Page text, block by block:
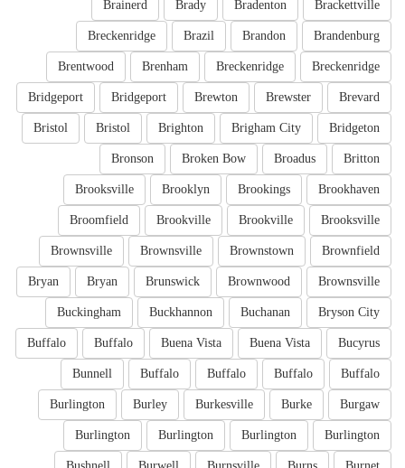
Brackettville
Bradenton
Brady
Brainerd
Brandenburg
Brandon
Brazil
Breckenridge
Breckenridge
Breckenridge
Brenham
Brentwood
Brevard
Brewster
Brewton
Bridgeport
Bridgeport
Bridgeton
Brigham City
Brighton
Bristol
Bristol
Britton
Broadus
Broken Bow
Bronson
Brookhaven
Brookings
Brooklyn
Brooksville
Brooksville
Brookville
Brookville
Broomfield
Brownfield
Brownstown
Brownsville
Brownsville
Brownsville
Brownwood
Brunswick
Bryan
Bryan
Bryson City
Buchanan
Buckhannon
Buckingham
Bucyrus
Buena Vista
Buena Vista
Buffalo
Buffalo
Buffalo
Buffalo
Buffalo
Buffalo
Bunnell
Burgaw
Burke
Burkesville
Burley
Burlington
Burlington
Burlington
Burlington
Burlington